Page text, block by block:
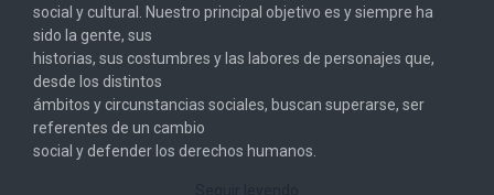
social y cultural. Nuestro principal objetivo es y siempre ha
sido la gente, sus
historias, sus costumbres y las labores de personajes que,
desde los distintos
ámbitos y circunstancias sociales, buscan superarse, ser
referentes de un cambio
social y defender los derechos humanos.